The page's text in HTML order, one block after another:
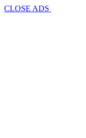
CLOSE ADS